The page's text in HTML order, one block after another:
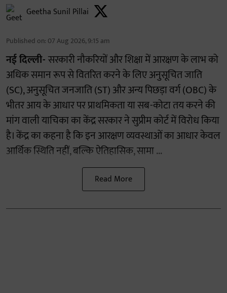
Geetha Sunil Pillai
Published on: 07 Aug 2026, 9:15 am
नई दिल्ली-सरकारी नौकरियों और शिक्षा में आरक्षण के लाभ को
अधिक समान रूप से वितरित करने के लिए अनुसूचित जाति
(SC), अनुसूचित जनजाति (ST) और अन्य पिछड़ा वर्ग (OBC) के
भीतर आय के आधार पर प्राथमिकता या सब-कोटा तय करने की
मांग वाली याचिका का केंद्र सरकार ने सुप्रीम कोर्ट में विरोध किया
है। केंद्र का कहना है कि इन आरक्षण व्यवस्थाओं का आधार केवल
आर्थिक स्थिति नहीं, बल्कि ऐतिहासिक, सामा ...
Read More